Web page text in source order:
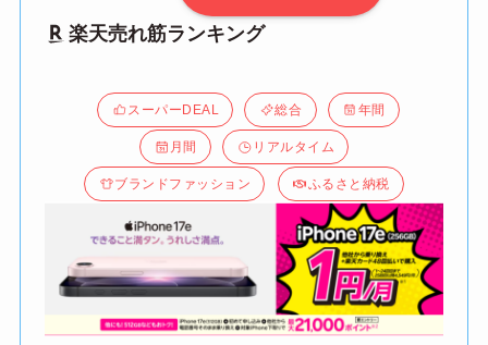
楽天売れ筋ランキング
スーパーDEAL 総合 年間
月間 リアルタイム
ブランドファッション ふるさと納税